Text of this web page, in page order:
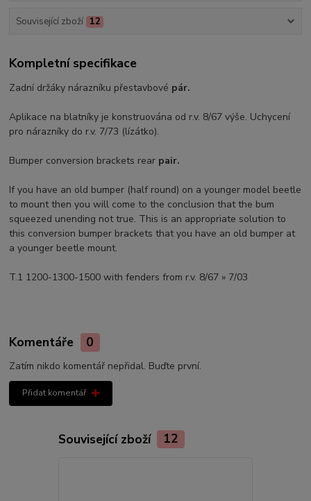
Související zboží 12
Kompletní specifikace
Zadní držáky nárazníku přestavbové pár.
Aplikace na blatníky je konstruována od r.v. 8/67 výše. Uchycení
pro nárazníky do r.v. 7/73 (lízátko).
Bumper conversion brackets rear pair.
If you have an old bumper (half round) on a younger model beetle
to mount then you will come to the conclusion that the bum
squeezed unending not true. This is an appropriate solution to
this conversion bumper brackets that you have an old bumper at
a younger beetle mount.
T.1 1200-1300-1500 with fenders from r.v. 8/67 » 7/03
Komentáře 0
Zatím nikdo komentář nepřidal. Buďte první.
Přidat komentář
Související zboží 12